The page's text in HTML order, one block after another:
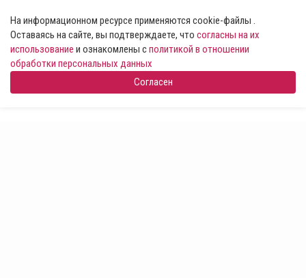
На информационном ресурсе применяются cookie-файлы .
Оставаясь на сайте, вы подтверждаете, что согласны на их
использование и ознакомлены сполитикой в отношении
обработки персональных данных
Согласен